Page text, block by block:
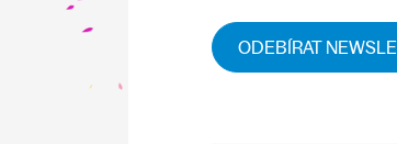
ODEBÍRAT